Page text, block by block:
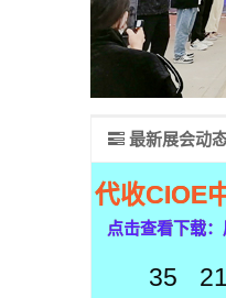
最新展会动
代收CIOE
点击查看下载
35 21